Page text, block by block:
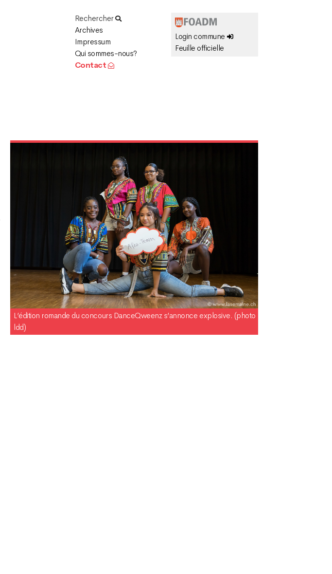
Rechercher
Archives
Impressum
Qui sommes-nous?
Contact
Login commune
Feuille officielle
L’édition romande du concours DanceQweenz s’annonce explosive. (photo
ldd)